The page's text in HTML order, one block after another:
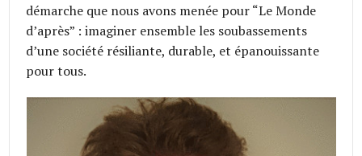
démarche que nous avons menée pour “Le Monde
d’après” : imaginer ensemble les soubassements
d’une société résiliante, durable, et épanouissante
pour tous.